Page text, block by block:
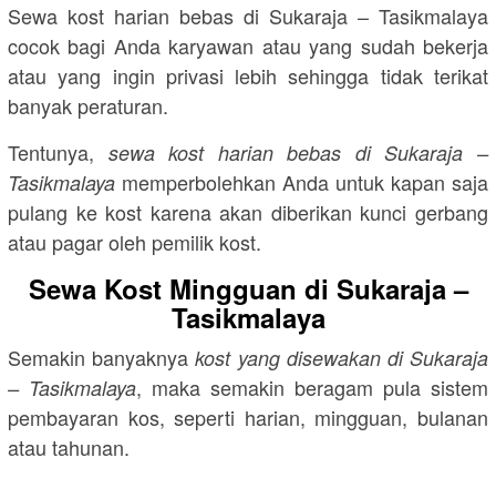
Sewa kost harian bebas di Sukaraja – Tasikmalaya
cocok bagi Anda karyawan atau yang sudah bekerja
atau yang ingin privasi lebih sehingga tidak terikat
banyak peraturan.
Tentunya, sewa kost harian bebas di Sukaraja –
Tasikmalaya memperbolehkan Anda untuk kapan saja
pulang ke kost karena akan diberikan kunci gerbang
atau pagar oleh pemilik kost.
Sewa Kost Mingguan di Sukaraja –
Tasikmalaya
Semakin banyaknyakost yang disewakan di Sukaraja
– Tasikmalaya, maka semakin beragam pula sistem
pembayaran kos, seperti harian, mingguan, bulanan
atau tahunan.